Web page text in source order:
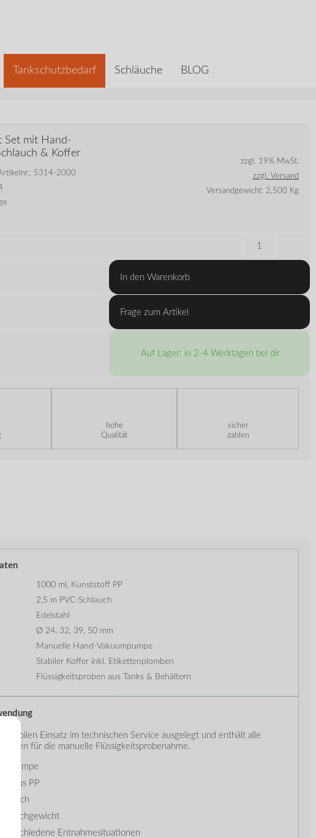
Tankschutzbedarf Schläuche BLOG
Set mit Hand-
& Koffer
5314-2000
zzgl. 19% MwSt.
zzgl. Versand
Versandgewicht: 2,500 Kg
In den Warenkorb
Frage zum Artikel
Auf Lager: in 2-4 Werktagen bei dir
hohe
Qualität
sicher
zahlen
1000 ml, Kunststoff PP
2,5 m PVC-Schlauch
Edelstahl
Ø 24, 32, 39, 50 mm
Manuelle Hand-Vakuumpumpe
Stabiler Koffer inkl. Etikettenplomben
Flüssigkeitsproben aus Tanks & Behältern
mobilen Einsatz im technischen Service ausgelegt und enthält alle
für die manuelle Flüssigkeitsprobenahme.
aus PP
verschiedene Entnahmesituationen